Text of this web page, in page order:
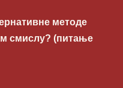
методе
смислу? (питање